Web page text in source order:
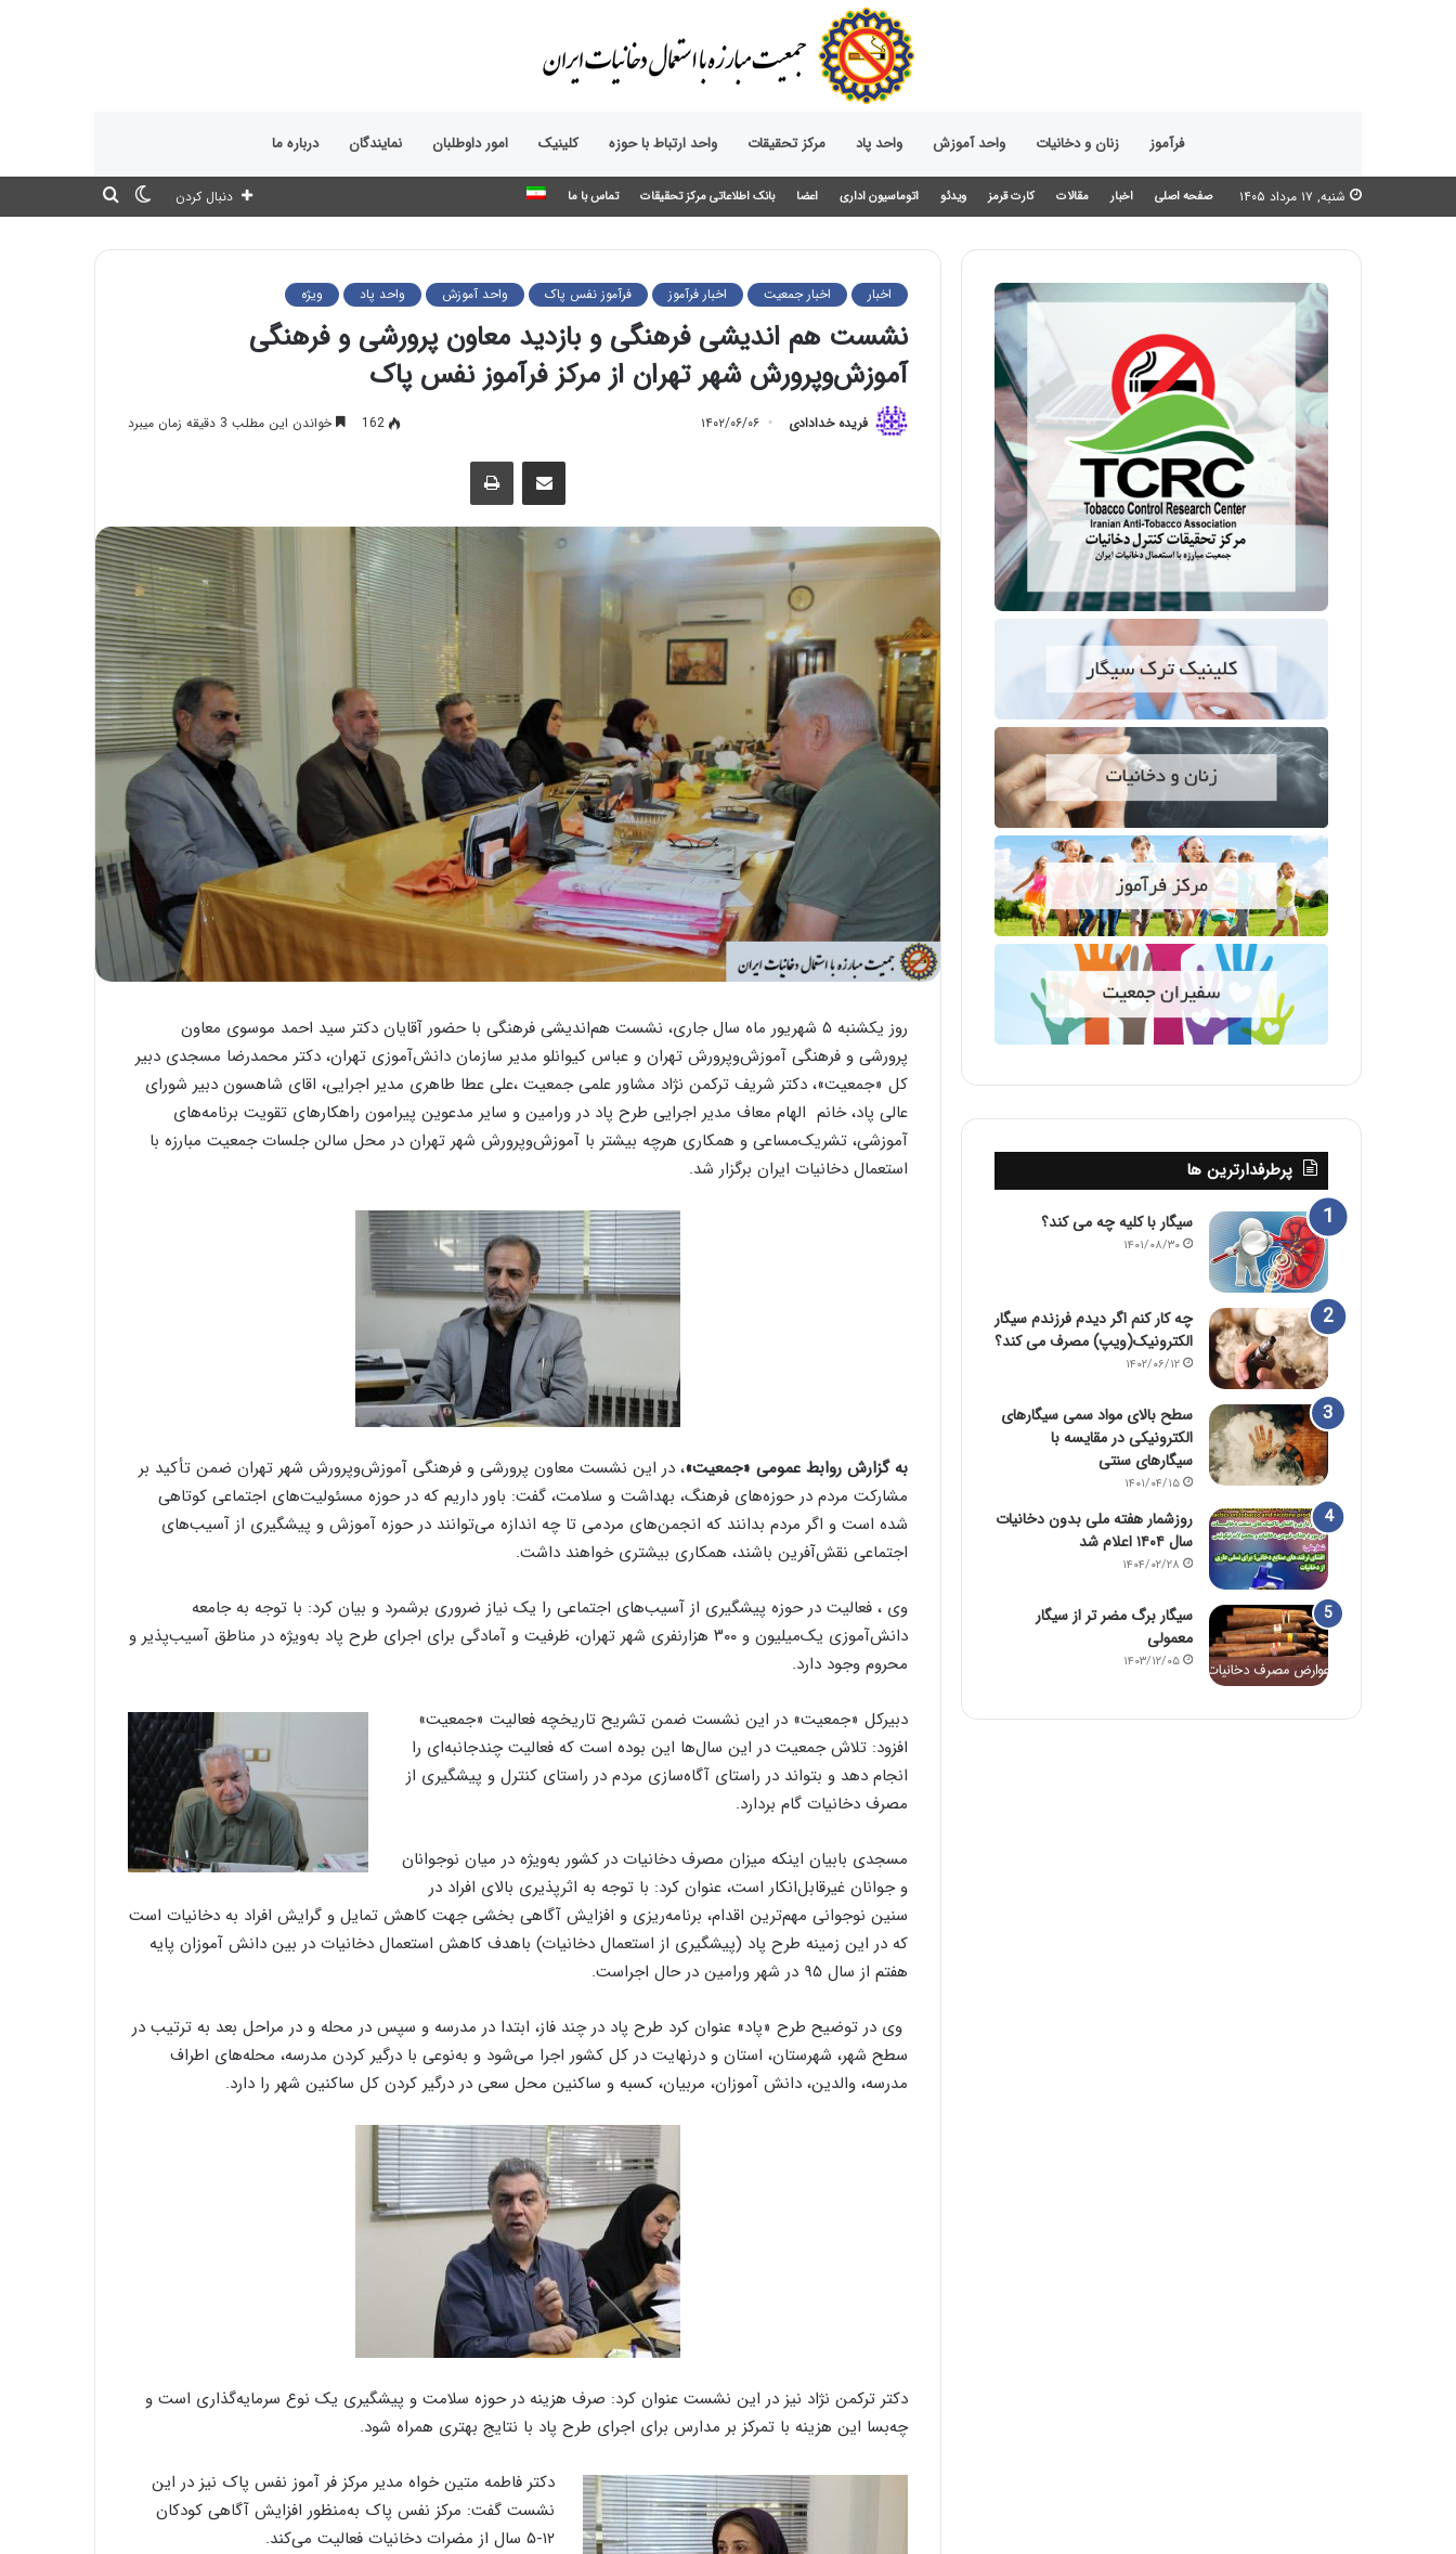
فرآموز زنان و دخانیات واحد آموزش واحد پاد مرکز تحقیقات واحد ارتباط با حوزه‌ کلینیک امور داوطلبان نمایندگان درباره ما
شنبه, ۱۷ مرداد ۱۴۰۵ صفحه اصلی اخبار مقالات کارت قرمز ویدئو اتوماسیون اداری اعضا بانک اطلاعاتی مرکز تحقیقات تماس با ما
تغییر
دنبال کردن
اخبار اخبار جمعیت اخبار فرآموز فرآموز نفس پاک واحد آموزش واحد پاد ویژه
نشست هم اندیشی فرهنگی و بازدید معاون پرورشی و فرهنگی
آموزش‌وپرورش شهر تهران از مرکز فرآموز نفس پاک
فریده خدادادی ۱۴۰۲/۰۶/۰۶ 162 خواندن این مطلب 3 دقیقه زمان میبرد
اشتراک گذاری از طریق ایمیل
روز یکشنبه ۵ شهریور ماه سال جاری، نشست هم‌اندیشی فرهنگی با حضور آقایان دکتر سید احمد موسوی معاون
پرورشی و فرهنگی آموزش‌وپرورش تهران و عباس کیوانلو مدیر سازمان دانش‌آموزی تهران، دکتر محمدرضا مسجدی دبیر
کل «جمعیت»، دکتر شریف ترکمن نژاد مشاور علمی جمعیت ،علی عطا طاهری مدیر اجرایی، اقای شاهسون دبیر شورای
عالی پاد، خانم الهام معاف مدیر اجرایی طرح پاد در ورامین و سایر مدعوین پیرامون راهکارهای تقویت برنامه‌های
آموزشی، تشریک‌مساعی و همکاری هرچه بیشتر با آموزش‌وپرورش شهر تهران در محل سالن جلسات جمعیت مبارزه با
استعمال دخانیات ایران برگزار شد.
به گزارش روابط عمومی «جمعیت»، در این نشست معاون پرورشی و فرهنگی آموزش‌وپرورش شهر تهران ضمن تأکید بر
مشارکت مردم در حوزه‌های فرهنگ، بهداشت و سلامت، گفت: باور داریم که در حوزه مسئولیت‌های اجتماعی کوتاهی
شده است و اگر مردم بدانند که انجمن‌های مردمی تا چه اندازه می‌توانند در حوزه آموزش و پیشگیری از آسیب‌های
اجتماعی نقش‌آفرین باشند، همکاری بیشتری خواهند داشت.
وی ، فعالیت در حوزه پیشگیری از آسیب‌های اجتماعی را یک نیاز ضروری برشمرد و بیان کرد: با توجه به جامعه
دانش‌آموزی یک‌میلیون و ۳۰۰ هزارنفری شهر تهران، ظرفیت و آمادگی برای اجرای طرح پاد به‌ویژه در مناطق آسیب‌پذیر و
محروم وجود دارد.
دبیرکل «جمعیت» در این نشست ضمن تشریح تاریخچه فعالیت «جمعیت»
افزود: تلاش جمعیت در این سال‌ها این بوده است که فعالیت چندجانبه‌ای را
انجام دهد و بتواند در راستای آگاه‌سازی مردم در راستای کنترل و پیشگیری از
مصرف دخانیات گام بردارد.
مسجدی بابیان اینکه میزان مصرف دخانیات در کشور به‌ویژه در میان نوجوانان
و جوانان غیرقابل‌انکار است، عنوان کرد: با توجه به اثرپذیری بالای افراد در
سنین نوجوانی مهم‌ترین اقدام، برنامه‌ریزی و افزایش آگاهی بخشی جهت کاهش تمایل و گرایش افراد به دخانیات است
که در این زمینه طرح پاد (پیشگیری از استعمال دخانیات) باهدف کاهش استعمال دخانیات در بین دانش آموزان پایه
هفتم از سال ۹۵ در شهر ورامین در حال اجراست.
وی در توضیح طرح «پاد» عنوان کرد طرح پاد در چند فاز، ابتدا در مدرسه و سپس در محله و در مراحل بعد به ترتیب در
سطح شهر، شهرستان، استان و درنهایت در کل کشور اجرا می‌شود و به‌نوعی با درگیر کردن مدرسه، محله‌های اطراف
مدرسه، والدین، دانش آموزان، مربیان، کسبه و ساکنین محل سعی در درگیر کردن کل ساکنین شهر را دارد.
دکتر ترکمن نژاد نیز در این نشست عنوان کرد: صرف هزینه در حوزه سلامت و پیشگیری یک نوع سرمایه‌گذاری است و
چه‌بسا این هزینه با تمرکز بر مدارس برای اجرای طرح پاد با نتایج بهتری همراه شود.
دکتر فاطمه متین خواه مدیر مرکز فر آموز نفس پاک نیز در این
نشست گفت: مرکز نفس پاک به‌منظور افزایش آگاهی کودکان
۱۲-۵ سال از مضرات دخانیات فعالیت می‌کند.
پرطرفدارترین ها
سیگار با کلیه چه می کند؟
۱۴۰۱/۰۸/۳۰
چه کار کنم اگر دیدم فرزندم سیگار
الکترونیک(ویپ) مصرف می کند؟
۱۴۰۲/۰۶/۱۲
سطح بالای مواد سمی سیگارهای
الکترونیکی در مقایسه با
سیگارهای سنتی
۱۴۰۱/۰۴/۱۵
روزشمار هفته ملی بدون دخانیات
سال ۱۴۰۴ اعلام شد
۱۴۰۴/۰۲/۲۸
سیگار برگ مضر تر از سیگار
معمولی
۱۴۰۳/۱۲/۰۵